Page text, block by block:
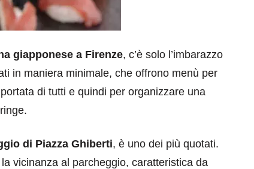
giapponese a Firenze, c’è solo l’imbarazzo
in maniera minimale, che offrono menù per
di tutti e quindi per organizzare una
di Piazza Ghiberti, è uno dei più quotati.
vicinanza al parcheggio, caratteristica da